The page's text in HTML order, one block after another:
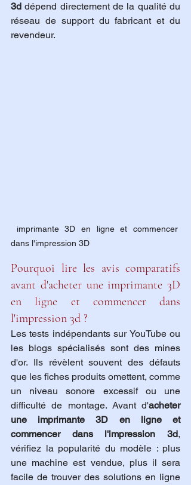
3d dépend directement de la qualité du
réseau de support du fabricant et du
revendeur.
dans l'impression 3D
Pourquoi lire les avis comparatifs
avant d'acheter une imprimante 3D
en ligne et commencer dans
l'impression 3d ?
Les tests indépendants sur YouTube ou
les blogs spécialisés sont des mines
d'or. Ils révèlent souvent des défauts
que les fiches produits omettent, comme
un niveau sonore excessif ou une
difficulté de montage. Avant d'acheter
une imprimante 3D en ligne et
commencer dans l'impression 3d,
vérifiez la popularité du modèle : plus
une machine est vendue, plus il sera
facile de trouver des solutions en ligne